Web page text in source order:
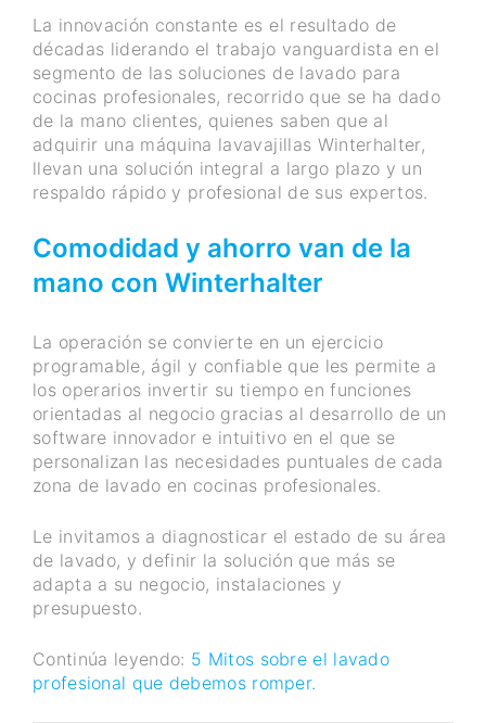
La innovación constante es el resultado de
décadas liderando el trabajo vanguardista en el
segmento de las soluciones de lavado para
cocinas profesionales, recorrido que se ha dado
de la mano clientes, quienes saben que al
adquirir una máquina lavavajillas Winterhalter,
llevan una solución integral a largo plazo y un
respaldo rápido y profesional de sus expertos.
Comodidad y ahorro van de la
mano con Winterhalter
La operación se convierte en un ejercicio
programable, ágil y confiable que les permite a
los operarios invertir su tiempo en funciones
orientadas al negocio gracias al desarrollo de un
software innovador e intuitivo en el que se
personalizan las necesidades puntuales de cada
zona de lavado en cocinas profesionales.
Le invitamos a diagnosticar el estado de su área
de lavado, y definir la solución que más se
adapta a su negocio, instalaciones y
presupuesto.
Continúa leyendo: 5 Mitos sobre el lavado
profesional que debemos romper.